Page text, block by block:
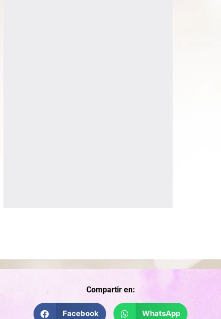
Compartir en:
Facebook WhatsApp